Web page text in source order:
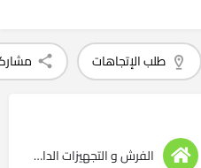
طلب الإتجاهات
الفرش و التجهيزات الداخليه